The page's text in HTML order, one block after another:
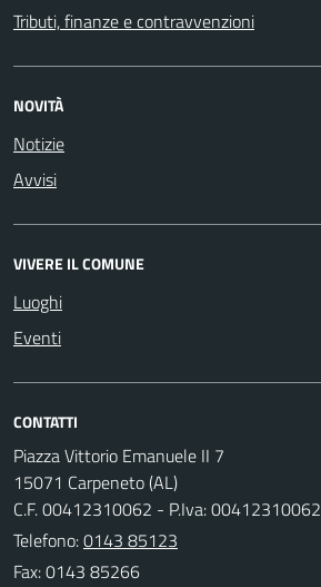
Tributi, finanze e contravvenzioni
NOVITÀ
Notizie
Avvisi
VIVERE IL COMUNE
Luoghi
Eventi
CONTATTI
Piazza Vittorio Emanuele II 7
15071 Carpeneto (AL)
C.F. 00412310062 - P.Iva: 00412310062
Telefono:0143 85123
Fax: 0143 85266